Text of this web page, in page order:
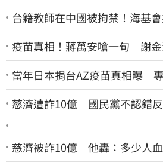
台籍教師在中國被拘禁！海基
疫苗真相！蔣萬安嗆一句 謝
當年日本捐台AZ疫苗真相曝
慈濟遭詐10億 國民黨不認錯
慈濟被詐10億 他轟：多少人